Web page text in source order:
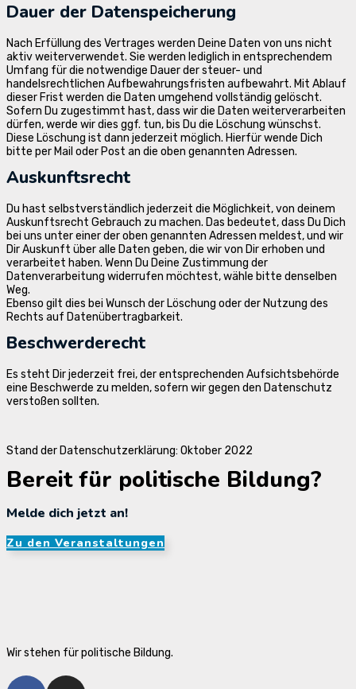
Dauer der Datenspeicherung
Nach Erfüllung des Vertrages werden Deine Daten von uns nicht
aktiv weiterverwendet. Sie werden lediglich in entsprechendem
Umfang für die notwendige Dauer der steuer- und
handelsrechtlichen Aufbewahrungsfristen aufbewahrt. Mit Ablauf
dieser Frist werden die Daten umgehend vollständig gelöscht.
Sofern Du zugestimmt hast, dass wir die Daten weiterverarbeiten
dürfen, werde wir dies ggf. tun, bis Du die Löschung wünschst.
Diese Löschung ist dann jederzeit möglich. Hierfür wende Dich
bitte per Mail oder Post an die oben genannten Adressen.
Auskunftsrecht
Du hast selbstverständlich jederzeit die Möglichkeit, von deinem
Auskunftsrecht Gebrauch zu machen. Das bedeutet, dass Du Dich
bei uns unter einer der oben genannten Adressen meldest, und wir
Dir Auskunft über alle Daten geben, die wir von Dir erhoben und
verarbeitet haben. Wenn Du Deine Zustimmung der
Datenverarbeitung widerrufen möchtest, wähle bitte denselben
Weg.
Ebenso gilt dies bei Wunsch der Löschung oder der Nutzung des
Rechts auf Datenübertragbarkeit.
Beschwerderecht
Es steht Dir jederzeit frei, der entsprechenden Aufsichtsbehörde
eine Beschwerde zu melden, sofern wir gegen den Datenschutz
verstoßen sollten.
Stand der Datenschutzerklärung: Oktober 2022
Bereit für politische Bildung?
Melde dich jetzt an!
Zu den Veranstaltungen
Wir stehen für politische Bildung.